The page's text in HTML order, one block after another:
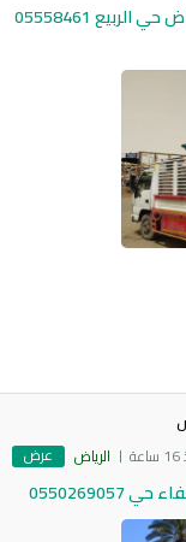
دينا توصيل اثاث الى جمعية خيرية بالرياض حي الربيع 05558461
الرياض عرض